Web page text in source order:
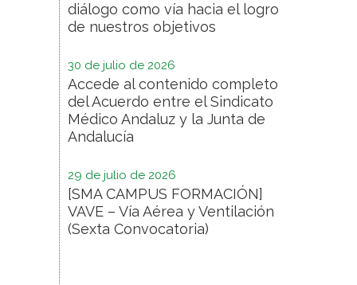
diálogo como vía hacia el logro
de nuestros objetivos
30 de julio de 2026
Accede al contenido completo
del Acuerdo entre el Sindicato
Médico Andaluz y la Junta de
Andalucía
29 de julio de 2026
[SMA CAMPUS FORMACIÓN]
VAVE – Vía Aérea y Ventilación
(Sexta Convocatoria)